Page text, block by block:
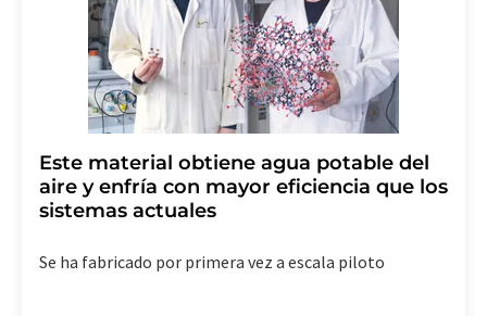
electrónico se incluye un enlace para anular la
suscripción al boletín informativo correspondiente.
Este material obtiene agua potable del
aire y enfría con mayor eficiencia que los
sistemas actuales
Se ha fabricado por primera vez a escala piloto